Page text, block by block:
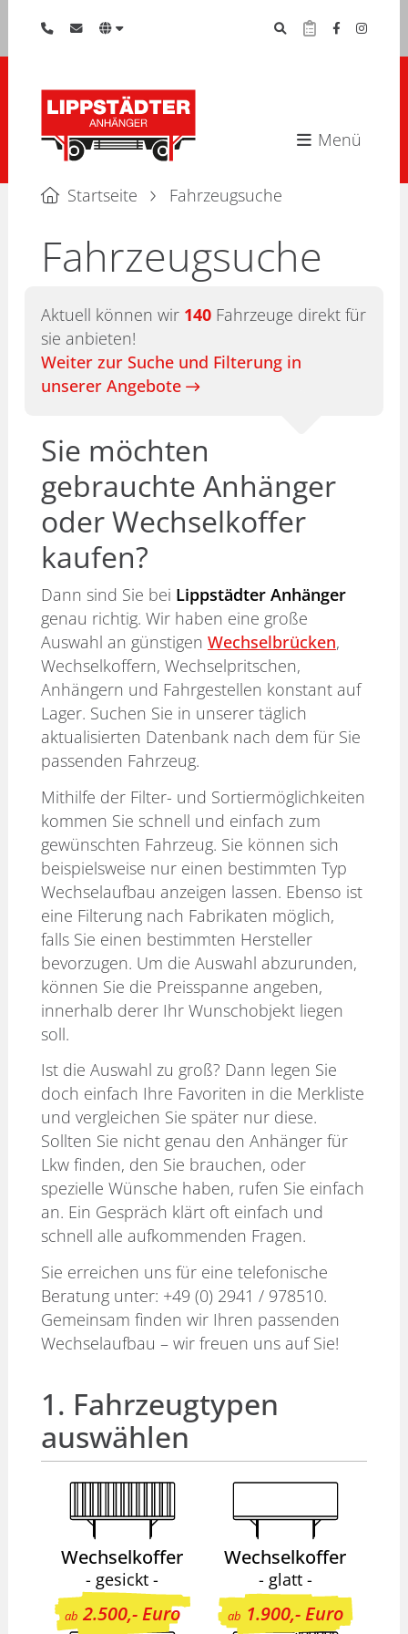
Menü
Startseite Fahrzeugsuche
Fahrzeugsuche
Aktuell können wir 140Fahrzeuge direkt für
sie anbieten!
Weiter zur Suche und Filterung in
unserer Angebote
Sie möchten
gebrauchte Anhänger
oder Wechselkoffer
kaufen?
Dann sind Sie bei Lippstädter Anhänger
genau richtig. Wir haben eine große
Auswahl an günstigen Wechselbrücken,
Wechselkoffern, Wechselpritschen,
Anhängern und Fahrgestellen konstant auf
Lager. Suchen Sie in unserer täglich
aktualisierten Datenbank nach dem für Sie
passenden Fahrzeug.
Mithilfe der Filter- und Sortiermöglichkeiten
kommen Sie schnell und einfach zum
gewünschten Fahrzeug. Sie können sich
beispielsweise nur einen bestimmten Typ
Wechselaufbau anzeigen lassen. Ebenso ist
eine Filterung nach Fabrikaten möglich,
falls Sie einen bestimmten Hersteller
bevorzugen. Um die Auswahl abzurunden,
können Sie die Preisspanne angeben,
innerhalb derer Ihr Wunschobjekt liegen
soll.
Ist die Auswahl zu groß? Dann legen Sie
doch einfach Ihre Favoriten in die Merkliste
und vergleichen Sie später nur diese.
Sollten Sie nicht genau den Anhänger für
Lkw finden, den Sie brauchen, oder
spezielle Wünsche haben, rufen Sie einfach
an. Ein Gespräch klärt oft einfach und
schnell alle aufkommenden Fragen.
Sie erreichen uns für eine telefonische
Beratung unter: +49 (0) 2941 / 978510.
Gemeinsam finden wir Ihren passenden
Wechselaufbau – wir freuen uns auf Sie!
1. Fahrzeugtypen
auswählen
Wechselkoffer
- gesickt -
ab 2.500,- Euro
Wechselkoffer
- glatt -
ab 1.900,- Euro